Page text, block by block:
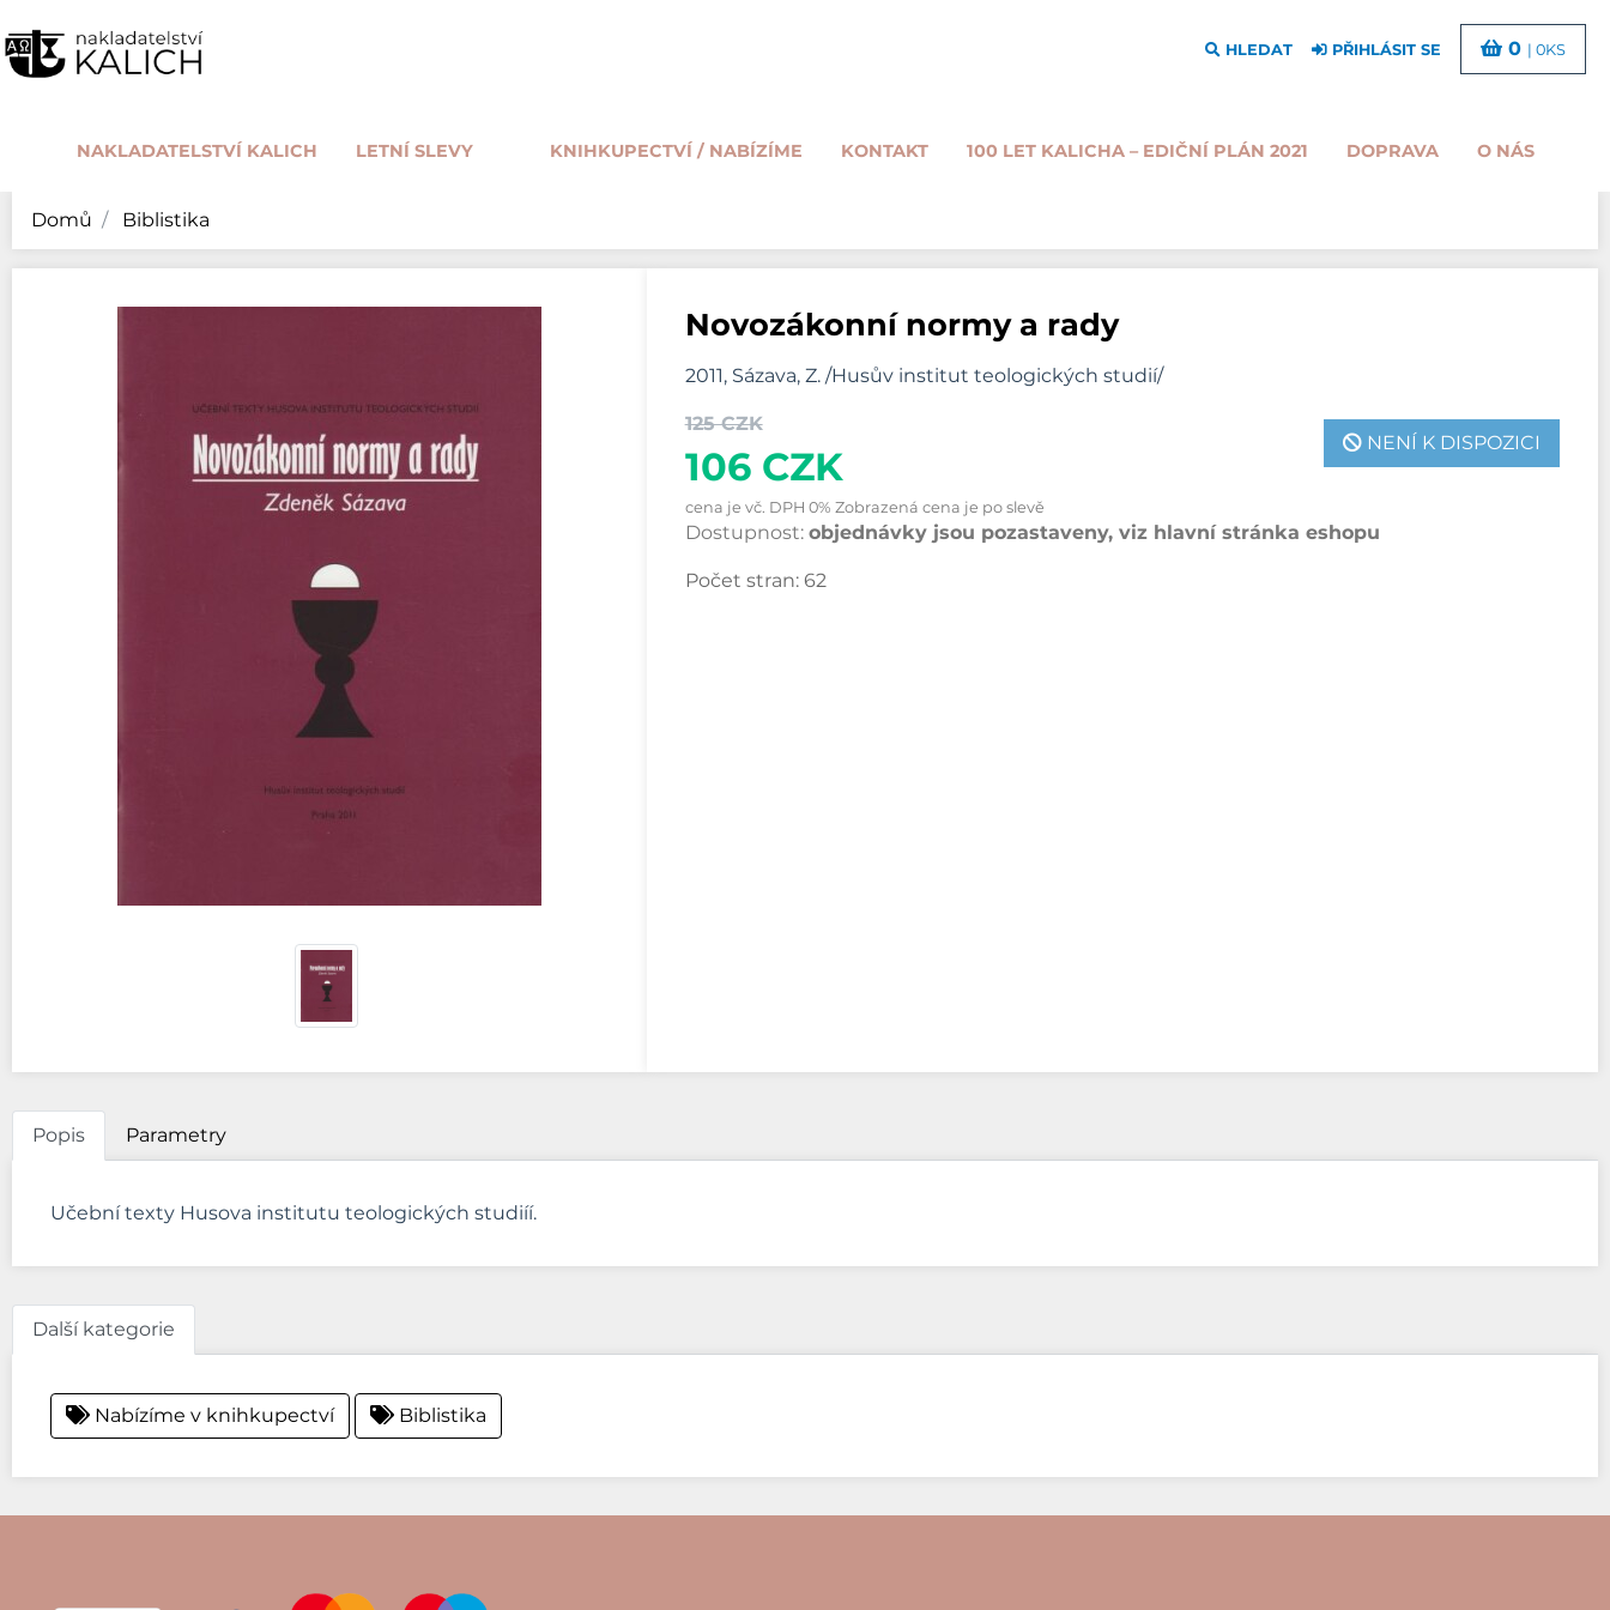
NAKLADATELSTVÍ KALICH LETNÍ SLEVY KNIHKUPECTVÍ / NABÍZÍME KONTAKT 100 LET KALICHA – EDIČNÍ PLÁN 2021 DOPRAVA O NÁS
HLEDAT PŘIHLÁSIT SE 0 | 0KS
Domů Biblistika
Novozákonní normy a rady
2011, Sázava, Z. /Husův institut teologických studií/
125 CZK
106 CZK
NENÍ K DISPOZICI
cena je vč. DPH 0% Zobrazená cena je po slevě
Dostupnost: objednávky jsou pozastaveny, viz hlavní stránka eshopu
Počet stran: 62
Popis Parametry
Učební texty Husova institutu teologických studiíí.
Další kategorie
Nabízíme v knihkupectví Biblistika